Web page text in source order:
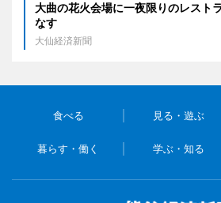
大曲の花火会場に一夜限りのレス
なす
大仙経済新聞
食べる 見る・遊ぶ
暮らす・働く 学ぶ・知る